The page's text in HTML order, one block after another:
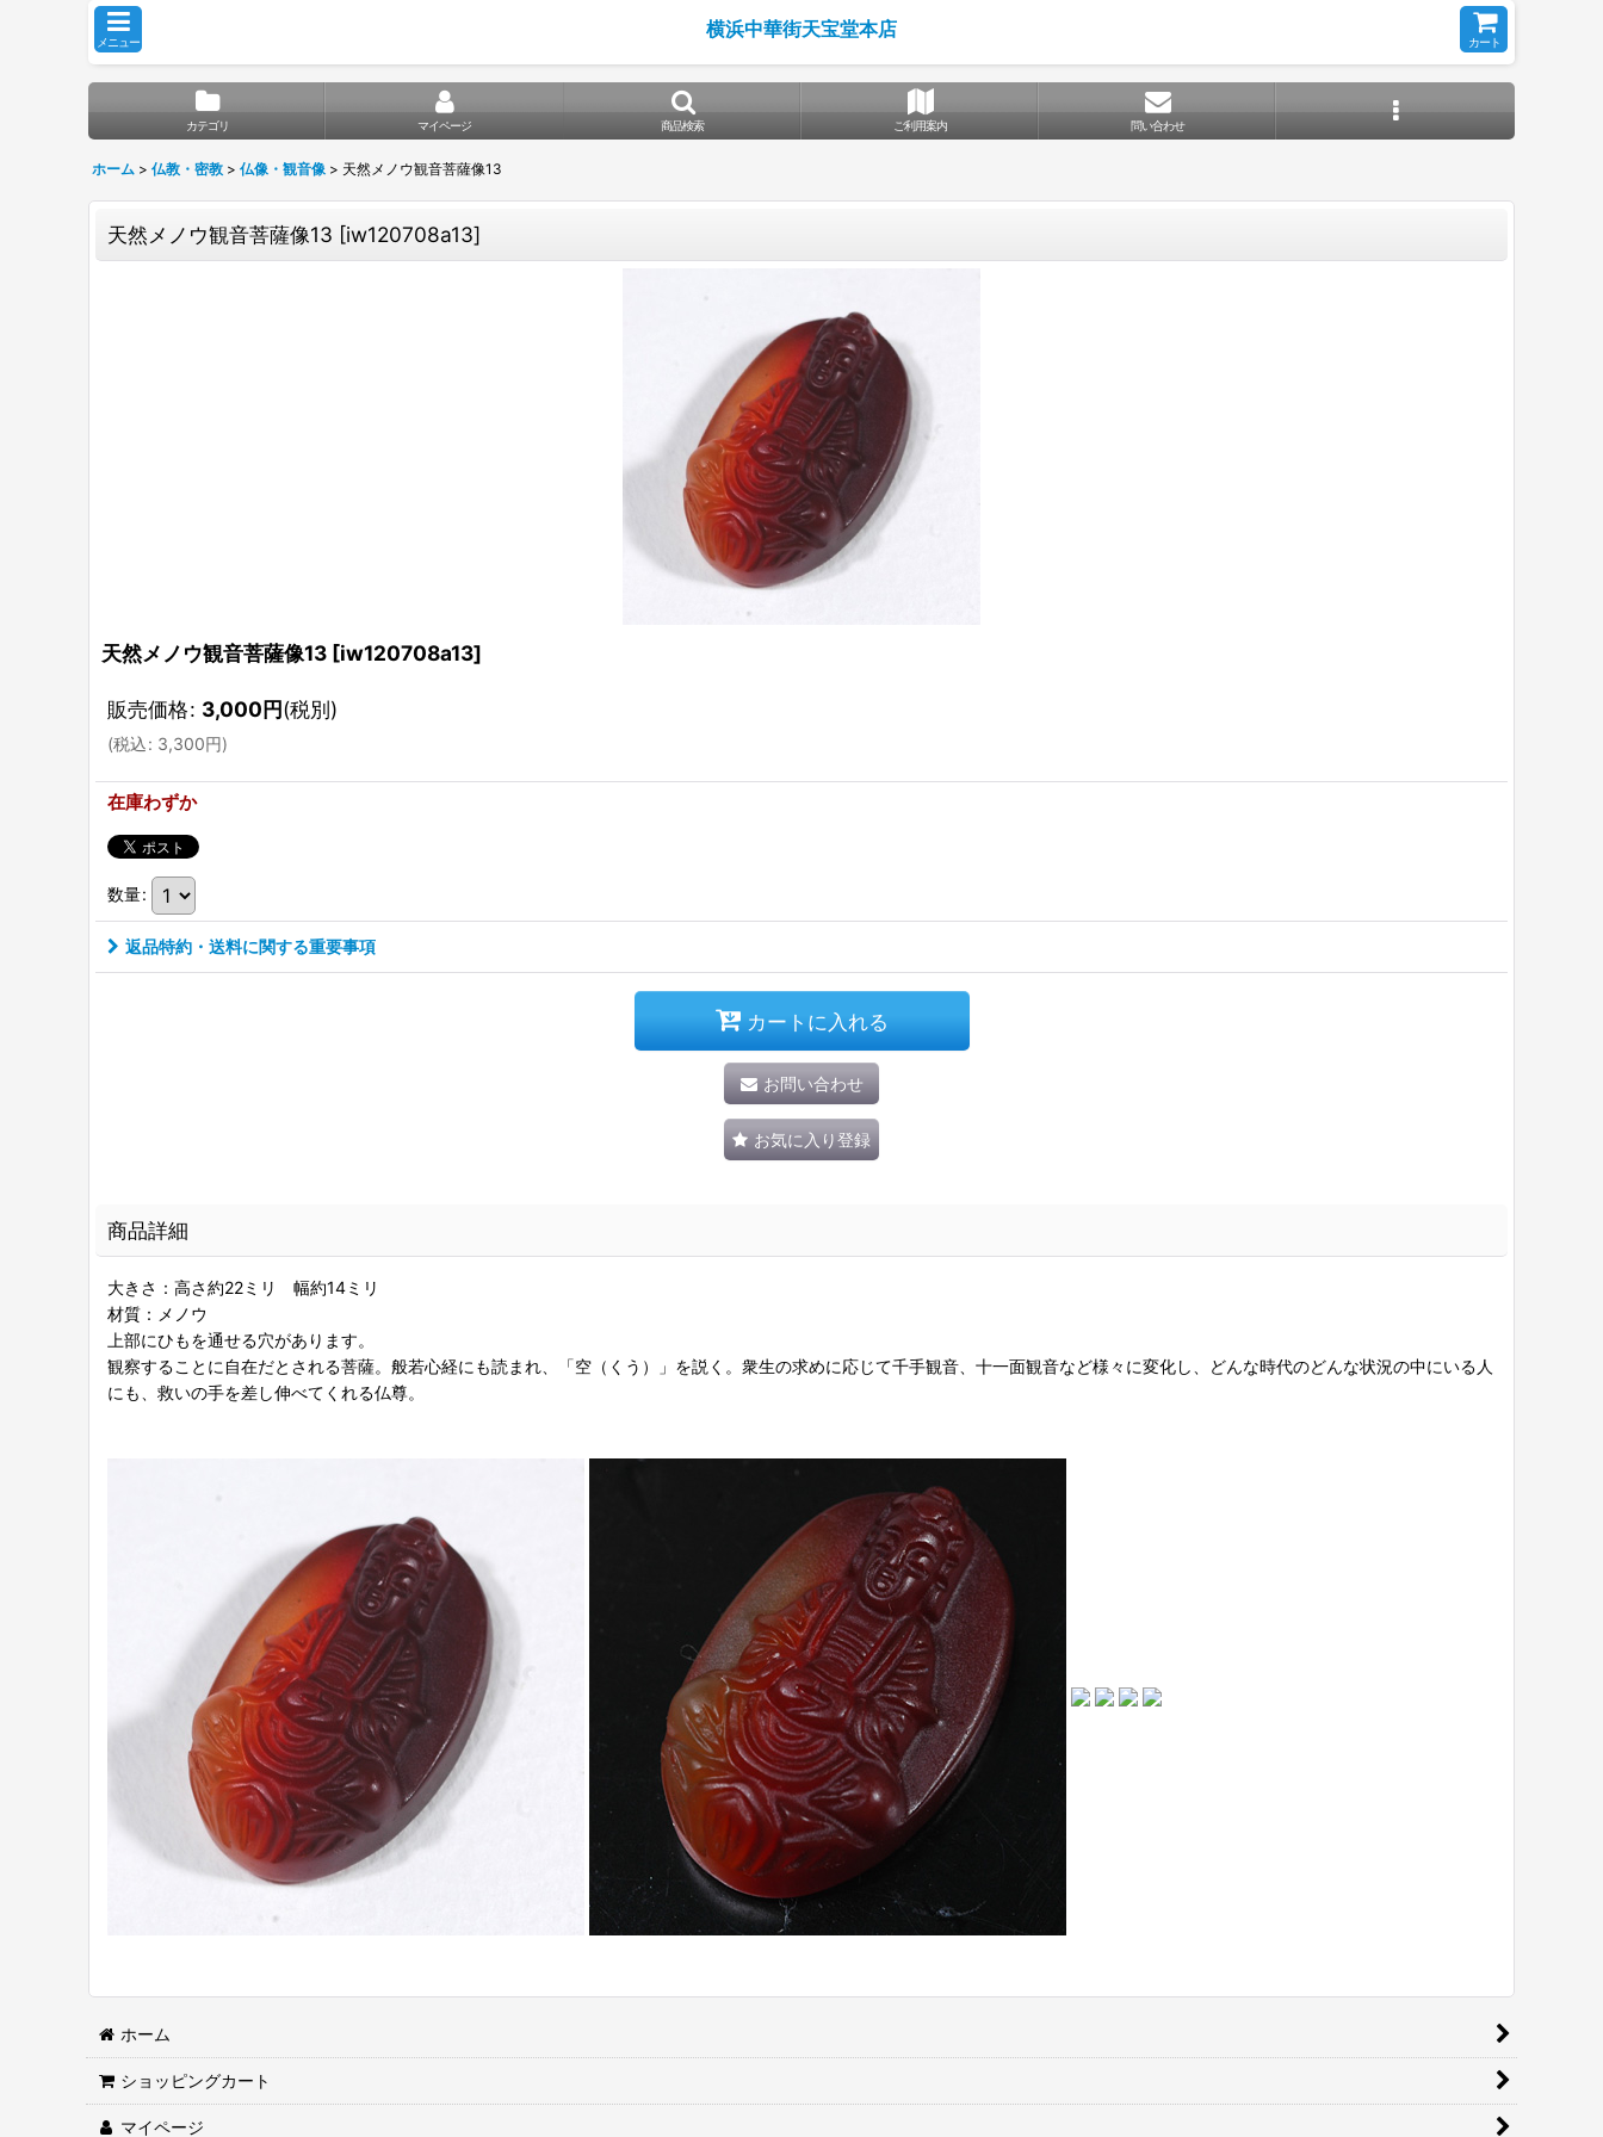
メニュー
横浜中華街天宝堂本店
カート
カテゴリ マイページ 商品検索 ご利用案内 問い合わせ
ホーム > 仏教・密教 > 仏像・観音像 > 天然メノウ観音菩薩像13
天然メノウ観音菩薩像13 [iw120708a13]
天然メノウ観音菩薩像13 [iw120708a13]
販売価格: 3,000円(税別)
(税込: 3,300円)
在庫わずか
数量:
返品特約・送料に関する重要事項
カートに入れる
お問い合わせ
お気に入り登録
商品詳細
大きさ：高さ約22ミリ 幅約14ミリ
材質：メノウ
上部にひもを通せる穴があります。
観察することに自在だとされる菩薩。般若心経にも読まれ、「空（くう）」を説く。衆生の求めに応じて千手観音、十一面観音など様々に変化し、どんな時代のどんな状況の中にいる人
にも、救いの手を差し伸べてくれる仏尊。
ホーム
ショッピングカート
マイページ